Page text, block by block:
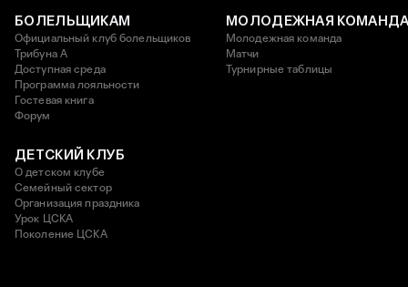
БОЛЕЛЬЩИКАМ
Официальный клуб болельщиков
Трибуна А
Доступная среда
Программа лояльности
Гостевая книга
Форум
МОЛОДЕЖНАЯ
Молодежная команда
Матчи
Турнирные таблицы
ДЕТСКИЙ КЛУБ
О детском клубе
Семейный сектор
Организация праздника
Урок ЦСКА
Поколение ЦСКА